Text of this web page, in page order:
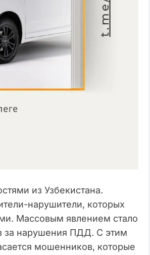
из Узбекистана.
нарушители, которых
Массовым явлением стало
за нарушения ПДД. С этим
мошенников, которые